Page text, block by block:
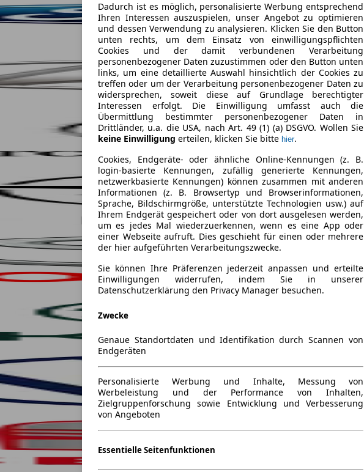
Dadurch ist es möglich, personalisierte Werbung entsprechend
Ihren Interessen auszuspielen, unser Angebot zu optimieren
und dessen Verwendung zu analysieren. Klicken Sie den Button
unten rechts, um dem Einsatz von einwilligungspflichten
Cookies und der damit verbundenen Verarbeitung
personenbezogener Daten zuzustimmen oder den Button unten
links, um eine detaillierte Auswahl hinsichtlich der Cookies zu
treffen oder um der Verarbeitung personenbezogener Daten zu
widersprechen, soweit diese auf Grundlage berechtigter
Interessen erfolgt. Die Einwilligung umfasst auch die
Übermittlung bestimmter personenbezogener Daten in
Drittländer, u.a. die USA, nach Art. 49 (1) (a) DSGVO. Wollen Sie
keine Einwilligung erteilen, klicken Sie bitte hier.
Cookies, Endgeräte- oder ähnliche Online-Kennungen (z. B.
login-basierte Kennungen, zufällig generierte Kennungen,
netzwerkbasierte Kennungen) können zusammen mit anderen
Informationen (z. B. Browsertyp und Browserinformationen,
Sprache, Bildschirmgröße, unterstützte Technologien usw.) auf
Ihrem Endgerät gespeichert oder von dort ausgelesen werden,
um es jedes Mal wiederzuerkennen, wenn es eine App oder
einer Webseite aufruft. Dies geschieht für einen oder mehrere
der hier aufgeführten Verarbeitungszwecke.
Sie können Ihre Präferenzen jederzeit anpassen und erteilte
Einwilligungen widerrufen, indem Sie in unserer
Datenschutzerklärung den Privacy Manager besuchen.
Zwecke
Genaue Standortdaten und Identifikation durch Scannen von
Endgeräten
Personalisierte Werbung und Inhalte, Messung von
Werbeleistung und der Performance von Inhalten,
Zielgruppenforschung sowie Entwicklung und Verbesserung
von Angeboten
Essentielle Seitenfunktionen